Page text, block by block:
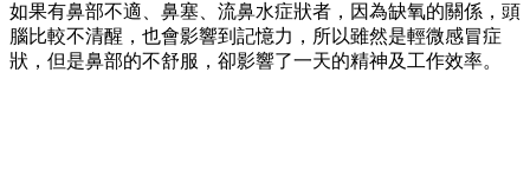
如果有鼻部不適、鼻塞、流鼻水症狀者，因為缺氧的關係，頭
腦比較不清醒，也會影響到記憶力，所以雖然是輕微感冒症
狀，但是鼻部的不舒服，卻影響了一天的精神及工作效率。